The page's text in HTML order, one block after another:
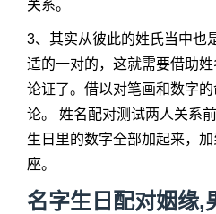
关系。
3、其实从彼此的姓氏当中也
适的一对的，这就需要借助
论证了。借以对笔画和数字
论。 姓名配对测试两人关系
生日里的数字全部加起来，
座。
名字生日配对姻缘,